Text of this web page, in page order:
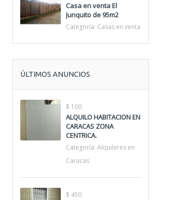
Casa en venta El
Junquito de 95m2
Categoría: Casas en venta
ÚLTIMOS ANUNCIOS
$ 100
ALQUILO HABITACION EN
CARACAS ZONA
CENTRICA.
Categoría: Alquileres en
Caracas
$ 450